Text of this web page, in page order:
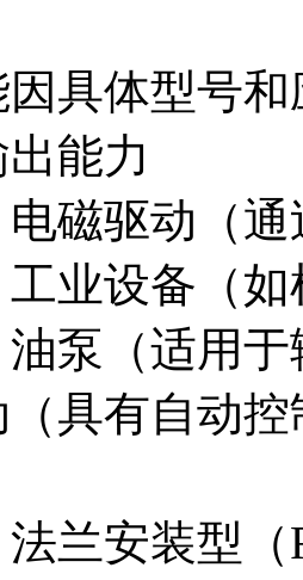
具体型号
能力
磁驱动（
业设备（
泵（适用
具有自动
兰安装型